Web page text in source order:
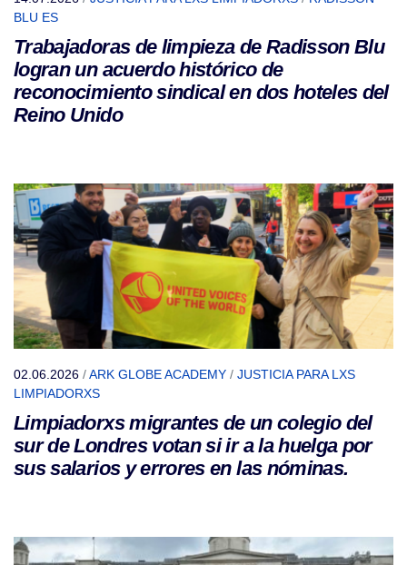
BLU ES
Trabajadoras de limpieza de Radisson Blu
logran un acuerdo histórico de
reconocimiento sindical en dos hoteles del
Reino Unido
02.06.2026 /ARK GLOBE ACADEMY / JUSTICIA PARA LXS
LIMPIADORXS
Limpiadorxs migrantes de un colegio del
sur de Londres votan si ir a la huelga por
sus salarios y errores en las nóminas.